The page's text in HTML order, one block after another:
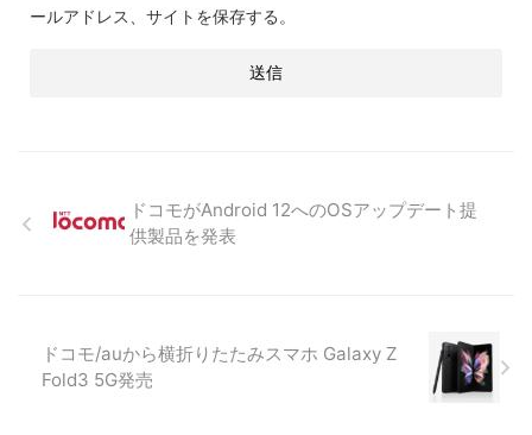
ールアドレス、サイトを保存する。
ドコモがAndroid 12へのOSアップデート提
供製品を発表
ドコモ/auから横折りたたみスマホ Galaxy Z
Fold3 5G発売